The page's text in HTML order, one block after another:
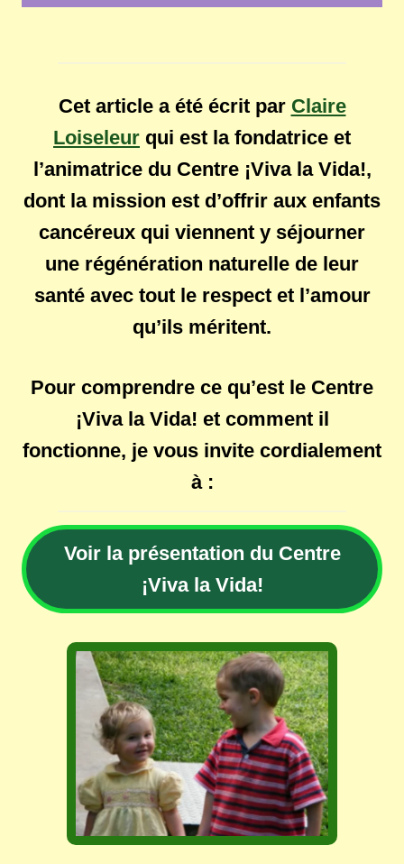
Cet article a été écrit par Claire
Loiseleur qui est la fondatrice et
l’animatrice du Centre ¡Viva la Vida!,
dont la mission est d’offrir aux enfants
cancéreux qui viennent y séjourner
une régénération naturelle de leur
santé avec tout le respect et l’amour
qu’ils méritent.
Pour comprendre ce qu’est le Centre
¡Viva la Vida! et comment il
fonctionne, je vous invite cordialement
à :
Voir la présentation du Centre
¡Viva la Vida!